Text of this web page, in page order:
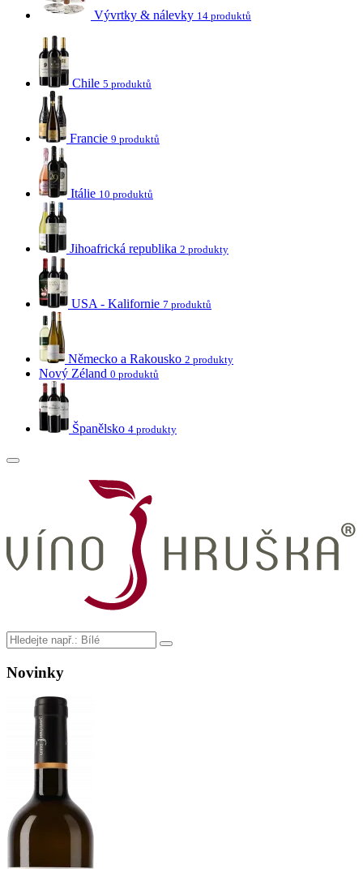
Vývrtky & nálevky 14 produktů
Chile 5 produktů
Francie 9 produktů
Itálie 10 produktů
Jihoafrická republika 2 produkty
USA - Kalifornie 7 produktů
Německo a Rakousko 2 produkty
Nový Zéland 0 produktů
Španělsko 4 produkty
Novinky